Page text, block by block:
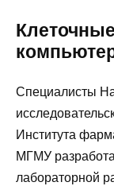
Специалисты
Института
МГМУ
лабораторной